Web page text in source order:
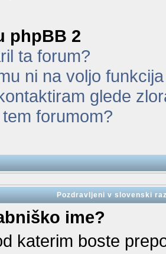
phpBB 2
ta forum?
ni na voljo
glede
forumom?
Pozdravljeni v slovenski
ime?
katerim boste